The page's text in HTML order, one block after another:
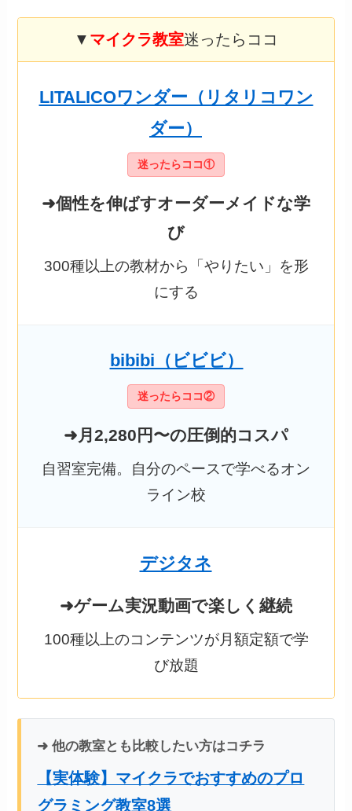
▼ マイクラ教室迷ったらココ
LITALICOワンダー（リタリコワン
ダー）
迷ったらココ①
➜個性を伸ばすオーダーメイドな学
び
300種以上の教材から「やりたい」を形
にする
bibibi（ビビビ）
迷ったらココ②
➜月2,280円〜の圧倒的コスパ
自習室完備。自分のペースで学べるオン
ライン校
デジタネ
➜ゲーム実況動画で楽しく継続
100種以上のコンテンツが月額定額で学
び放題
➜ 他の教室とも比較したい方はコチラ
【実体験】マイクラでおすすめのプロ
グラミング教室8選